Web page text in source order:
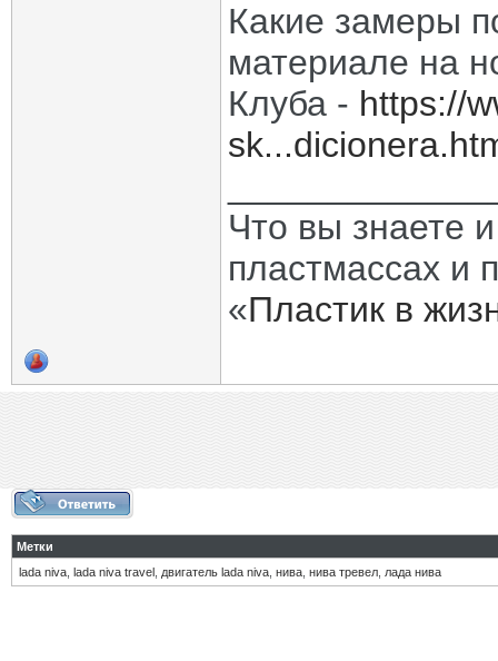
Какие замеры
материале на
Клуба - https://
Что вы знаете
пластмассах и
«Пластик в
Метки
lada niva lada niva travel двигатель lada niva нива нива тревел лада нива